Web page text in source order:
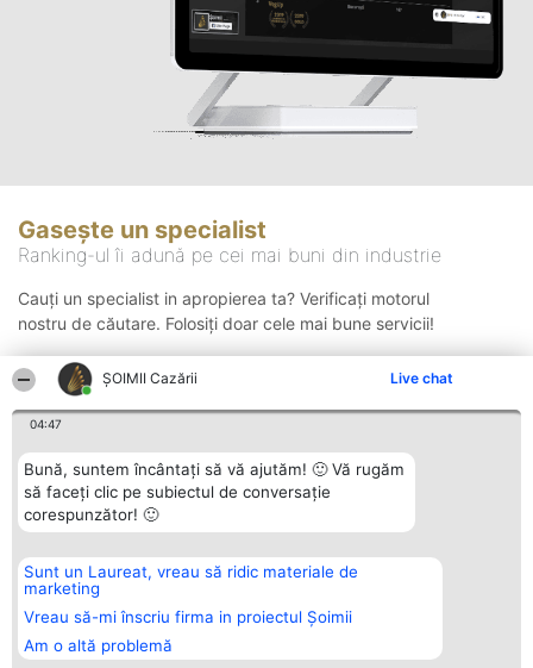
ȘOIMII Cazării Live chat
04:47
Bună, suntem încântați să vă ajutăm! 🙂 Vă rugăm
să faceți clic pe subiectul de conversație
corespunzător! 🙂
Sunt un Laureat, vreau să ridic materiale de
marketing
Vreau să-mi înscriu firma in proiectul Șoimii
Am o altă problemă
Gasește un specialist
Ranking-ul îi adună pe cei mai buni din industrie
Cauți un specialist in apropierea ta? Verificați motorul
nostru de căutare. Folosiți doar cele mai bune servicii!
Organizator Ranking
BRIGHT SOLUTIONS BR SRL
Aleea Timisul De Sus 2 Bl. A30
Sc. A Et. 4 Ap. 13 Cod 061952
București
CUI 36737675
Plebiscyt
Lista Tuturor
Laureaților
Statut
Contact